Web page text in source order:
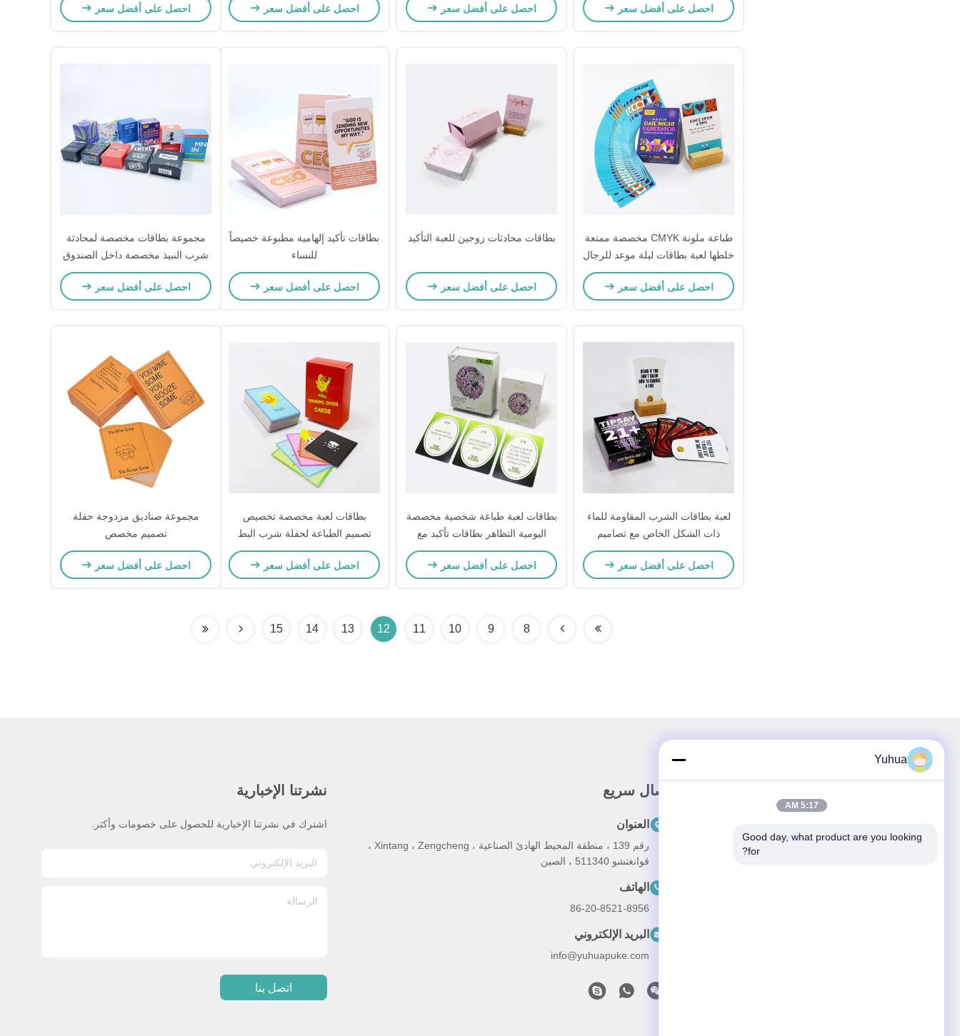
احصل على أفضل سعر
احصل على أفضل سعر
احصل على أفضل سعر
احصل على أفضل سعر
طباعة ملونة CMYK مخصصة ممتعة
خلطها لعبة بطاقات ليلة موعد للرجال
والنساء
احصل على أفضل سعر
بطاقات محادثات زوجين للعبة التأكيد
احصل على أفضل سعر
بطاقات تأكيد إلهامية مطبوعة خصيصاً
للنساء
احصل على أفضل سعر
مجموعة بطاقات مخصصة لمحادثة
شرب النبيذ مخصصة داخل الصندوق
احصل على أفضل سعر
لعبة بطاقات الشرب المقاومة للماء
ذات الشكل الخاص مع تصاميم
مخصصة وملء سطح فوق البنفسجي
احصل على أفضل سعر
بطاقات لعبة طباعة شخصية مخصصة
اليومية التظاهر بطاقات تأكيد مع
صندوق
احصل على أفضل سعر
بطاقات لعبة مخصصة تخصيص
تصميم الطباعة لحفلة شرب البط
لعبة ورق مضحك
احصل على أفضل سعر
مجموعة صناديق مزدوجة حفلة
تصميم مخصص
احصل على أفضل سعر
8
9
10
11
12
13
14
15
اتصال سريع
العنوان
رقم 139 ، منطقة المحيط الهادئ الصناعية ، Xintang ، Zengcheng ،
قوانغتشو 511340 ، الصين
الهاتف
86-20-8521-8956
البريد الإلكتروني
info@yuhuapuke.com
نشرتنا الإخبارية
اشترك في نشرتنا الإخبارية للحصول على خصومات وأكثر.
اتصل بنا
Yuhua
5:17 AM
Good day, what product are you looking
for?